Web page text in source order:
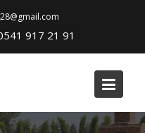
917 21 91